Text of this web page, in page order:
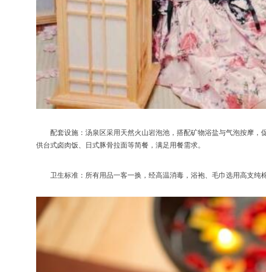
配套设施：汤泉区采用天然火山岩泡池，搭配矿物浴盐与气泡按摩，
供台式卤肉饭、日式豚骨拉面等简餐，满足用餐需求。
卫生标准：所有用品一客一换，经高温消毒，浴袍、毛巾选用高支纯